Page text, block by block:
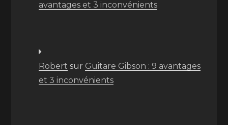
avantages et 3 inconvénients
Robert sur Guitare Gibson : 9 avantages
et 3 inconvénients